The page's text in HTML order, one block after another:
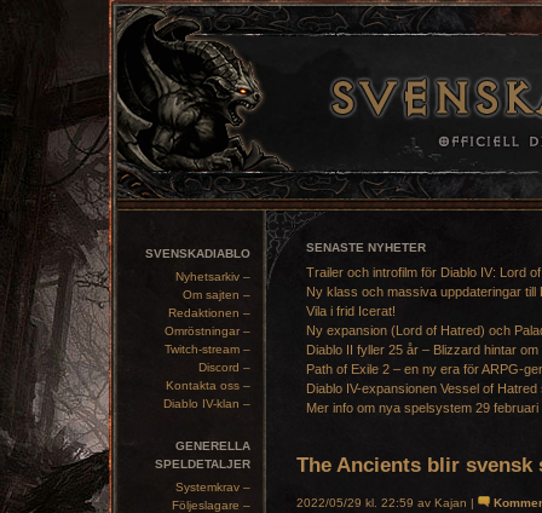
SVENSKADIABLO
Nyhetsarkiv –
Om sajten –
Redaktionen –
Omröstningar –
Twitch-stream –
Discord –
Kontakta oss –
Diablo IV-klan –
GENERELLA
SPELDETALJER
Systemkrav –
Följeslagare –
SENASTE NYHETER
Trailer och introfilm för Diablo IV: Lord
Ny klass och massiva uppdateringar till
Vila i frid Icerat!
Ny expansion (Lord of Hatred) och
Diablo II fyller 25 år – Blizzard hintar om
Path of Exile 2 – en ny era för ARPG-
Diablo IV-expansionen Vessel of
Mer info om nya spelsystem 29 februari
The Ancients blir
2022/05/29 kl. 22:59 av Kajan |